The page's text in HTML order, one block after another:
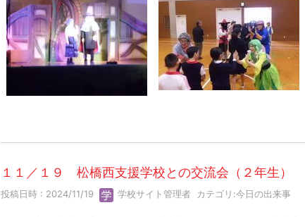
１１／１９ 松橋西支援学校との交流会（２年生）
投稿日時 : 2024/11/19 学校サイト管理者 カテゴリ:今日の出来事